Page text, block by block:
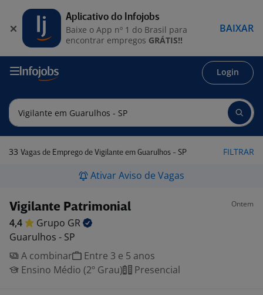
Login
33 Vagas de Emprego de Vigilante em Guarulhos - SP FILTRAR
Ativar Aviso de Vagas
Vigilante Patrimonial Ontem
4,4 Grupo GR
Guarulhos - SP
A combinar
Entre 3 e 5 anos
Ensino Médio (2º Grau)
Presencial
Aplicativo do Infojobs
Baixe o App nº 1 do Brasil para
encontrar empregos GRÁTIS!!
BAIXAR